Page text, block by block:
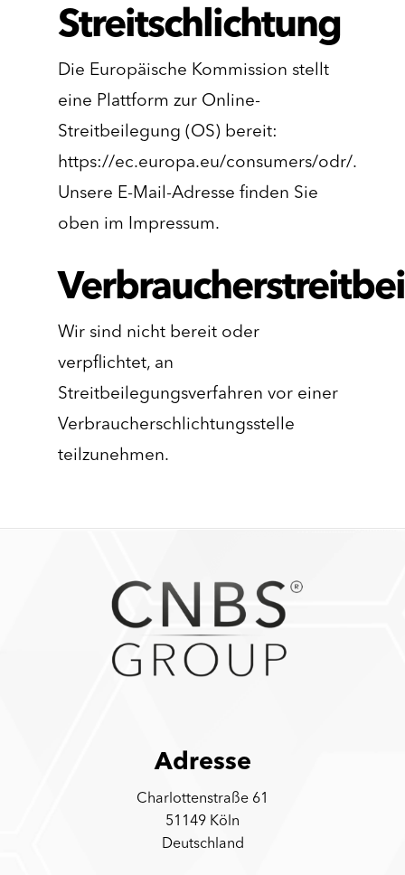
Streitschlichtung
Die Europäische Kommission stellt
eine Plattform zur Online-
Streitbeilegung (OS) bereit:
https://ec.europa.eu/consumers/odr/.
Unsere E-Mail-Adresse finden Sie
oben im Impressum.
Wir sind nicht bereit oder
verpflichtet, an
Streitbeilegungsverfahren vor einer
Verbraucherschlichtungsstelle
teilzunehmen.
Adresse
Charlottenstraße 61
51149 Köln
Deutschland